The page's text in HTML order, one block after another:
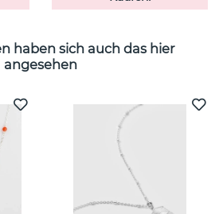
haben sich auch das hier
angesehen